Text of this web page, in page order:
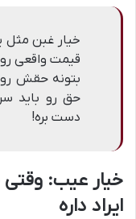
خیار غبن مثل
قیمت واقعی رو
بتونه حقش رو
حق رو باید
دست بره!
خیار عیب: وقتی
ایراد داره